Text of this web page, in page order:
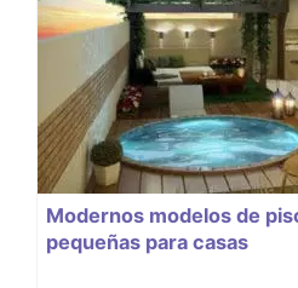
Modernos modelos de
pequeñas para casas